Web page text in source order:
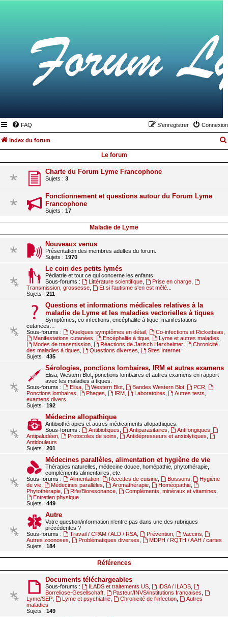
FAQ Connexion
S’enregistrer
Index du forum
Le forum
Charte du Forum Lyme Francophone
Sujets : 3
Fonctionnement et questions autour du Forum Lyme
Francophone
Sujets : 17
Maladie de Lyme
Nouveaux venus
Présentation des membres adultes du forum.
Sujets : 1970
Le coin des petits lymés
Pédiatrie et tout ce qui concerne les enfants.
Sous-forums :
Littérature scientifique, Prise en charge,
Transmission, grossesse
Et si l'autisme s'en est mêlé...
Sujets : 211
Questions et informations médicales relatives à la
maladie de Lyme et les maladies vectorielles à tiques
Symptômes, co-infections, encéphalite à tique, manifestations
cutanées…
Sous-forums :
Quelques symptômes en détail, Co-infections et Rickettsias
Manifestations cutanées
Encéphalite à tique, Lyme et autres maladies
Modes de transmission, Réactions de Jarisch Herxheimer,
Chronicité
des maladies à tiques
Questions diverses
Sites Internet
Sujets : 435
Sérologies, ponctions lombaires, IRM et autres examens
Elisa, Western Blot, ponctions lombaires et autres examens en rapport
avec les maladies à tiques.
Sous-forums :
Elisa, Western Blot, Bandes Western Blot, PCR
Ponctions lombaires
Phages IRM, Laboratoires
Autres tests,
examens divers
Sujets : 192
Médecine allopathique
Antibiothérapies et autres médicaments allopathiques.
Sous-forums :
Antibiotiques Antiparasitaires Antifongiques
Antipaludéen
Protocoles de soins Antidépresseurs et anxiolytiques
Antidouleurs
Sujets : 201
Médecines parallèles, alimentation et hygiène de vie
Thérapies naturelles, médecine douce, homépathie, phytothérapie,
compléments alimentaires, etc.
Sous-forums :
Alimentation, Recettes de cuisine, Boissons
Hygiène
de vie
Médecines parallèles Aromathérapie, Homéopathie,
Phytothérapie
Rife/Bioresonance, Compléments, minéraux et vitamines
Entretien physique
Sujets : 449
Autre
Votre question/information n'entre pas dans une des rubriques
précédentes ?
Sous-forums :
Travail / CPAM / ALD / RSA, Prévention, Vaccins
Autres zoonoses
Problématiques diverses
MDPH / RQTH / AAH / cartes
Sujets : 184
Références
Documents téléchargeables
Sous-forums : ILADS et traitements US, IDSA / ILADS,
Borreliose-Gesellschaft
Pasteur/INVS/institutions françaises
Lyme/SEP
Lyme et psychiatrie, Chronicité de l'infection,
Autres
maladies
Sujets : 149